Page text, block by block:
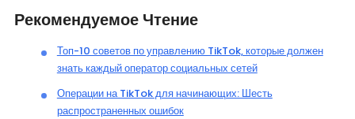
Рекомендуемое Чтение
Топ-10 советов по управлению TikTok, которые должен
знать каждый оператор социальных сетей
Операции на TikTok для начинающих: Шесть
распространенных ошибок